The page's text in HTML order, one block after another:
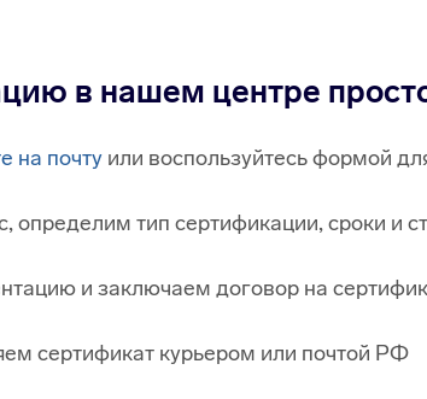
в нашем центре
на почту или воспользуйтесь формой
определим тип сертификации, сроки и
и заключаем договор на
сертификат курьером или почтой РФ